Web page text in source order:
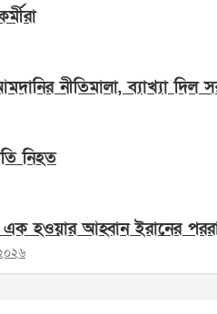
নীতিমালা, ব্যাখ্যা দিল
নিহত
হওয়ার আহ্বান ইরানের